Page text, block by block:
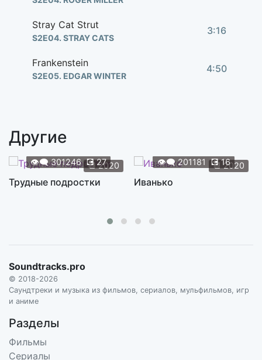
Stray Cat Strut
S2E04. STRAY CATS
3:16
Frankenstein
S2E05. EDGAR WINTER
4:50
Give a Little Bit
S2E05. THE GUESS WHO
S2E06. C.W. MCCALL
Southern Cross
STILLS & NASH, S2E06. CROSBY
Mississippi Queen
S2E07. MOUNTAIN
Другие
📆 2020
👁️‍🗨️301246 💽27
Трудные подростки
📆 2020
👁️‍🗨️201181 💽16
Иванько
Soundtracks.pro
© 2018-2026
Саундтреки и музыка из фильмов, сериалов, мульфильмов, игр
и аниме
Разделы
Фильмы
Сериалы